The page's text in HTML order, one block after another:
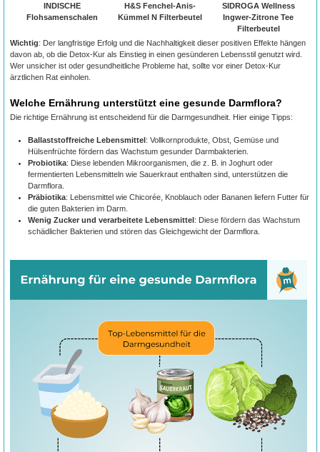
INDISCHE
Flohsamenschalen
H&S Fenchel-Anis-
Kümmel N Filterbeutel
SIDROGA Wellness
Ingwer-Zitrone Tee
Filterbeutel
Wichtig: Der langfristige Erfolg und die Nachhaltigkeit dieser positiven Effekte hängen
davon ab, ob die Detox-Kur als Einstieg in einen gesünderen Lebensstil genutzt wird.
Wer unsicher ist oder gesundheitliche Probleme hat, sollte vor einer Detox-Kur
ärztlichen Rat einholen.
Welche Ernährung unterstützt eine gesunde Darmflora?
Die richtige Ernährung ist entscheidend für die Darmgesundheit. Hier einige Tipps:
Ballaststoffreiche Lebensmittel: Vollkornprodukte, Obst, Gemüse und
Hülsenfrüchte fördern das Wachstum gesunder Darmbakterien.
Probiotika: Diese lebenden Mikroorganismen, die z. B. in Joghurt oder
fermentierten Lebensmitteln wie Sauerkraut enthalten sind, unterstützen die
Darmflora.
Präbiotika: Lebensmittel wie Chicorée, Knoblauch oder Bananen liefern Futter für
die guten Bakterien im Darm.
Wenig Zucker und verarbeitete Lebensmittel: Diese fördern das Wachstum
schädlicher Bakterien und stören das Gleichgewicht der Darmflora.